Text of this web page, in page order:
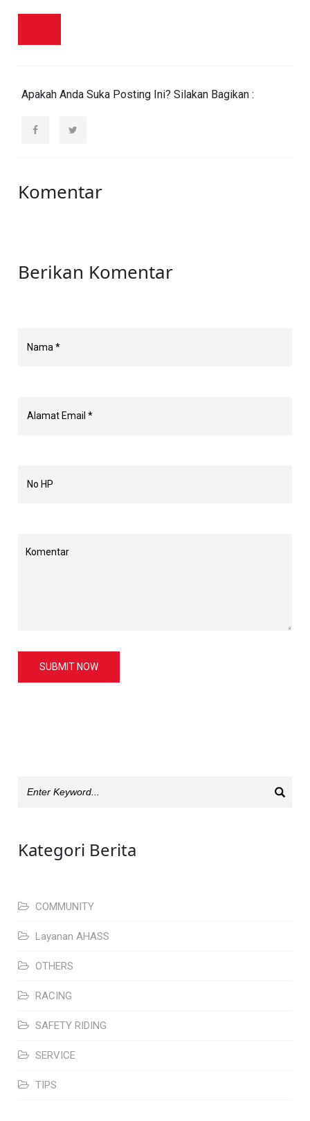
Apakah Anda Suka Posting Ini? Silakan Bagikan :
Komentar
Berikan Komentar
SUBMIT NOW
Kategori Berita
COMMUNITY
Layanan AHASS
OTHERS
RACING
SAFETY RIDING
SERVICE
TIPS